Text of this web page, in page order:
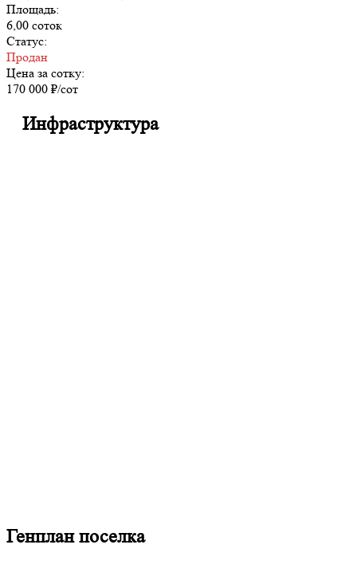
Площадь:
6,00 соток
Статус:
Продан
Цена за сотку:
170 000 ₽/сот
Инфраструктура
Генплан поселка